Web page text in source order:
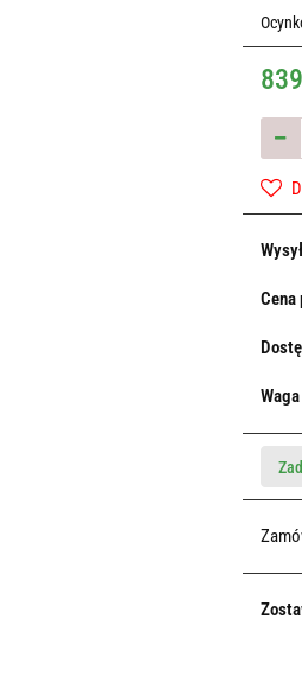
Cena
Waga